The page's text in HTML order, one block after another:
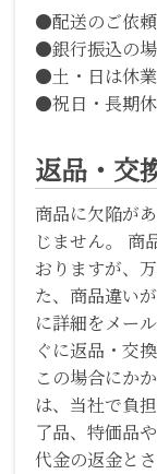
●配送のご依
●銀行振込の
●土・日は休
●祝日・長期
返品・交
商品に欠陥が
じません。 商
おりますが、
た、商品違い
に詳細をメー
ぐに返品・交
この場合にか
は、当社で負
了品、特価品
代金の返金と